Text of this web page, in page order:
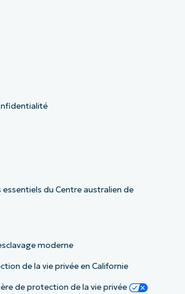
du Centre australien de
moderne
de la vie privée en Californie
de protection de la vie privée